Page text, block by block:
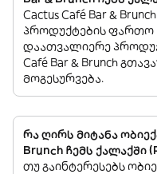
Cactus Café Bar &
პროდუქტების ფართო
დაათვალიერე
Café Bar & Brunch
მოგესურვება.
რა ღირს მიტანა
Brunch ჩემს ქალაქში
თუ გაინტერესებს